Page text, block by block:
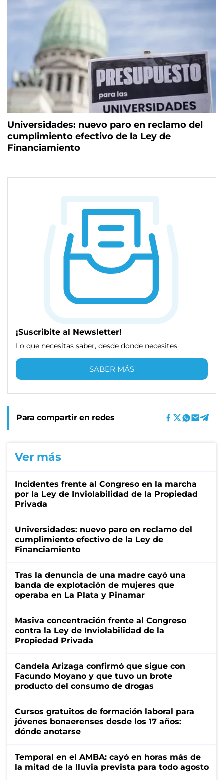
Universidades: nuevo paro en reclamo del
cumplimiento efectivo de la Ley de
Financiamiento
¡Suscribite al Newsletter!
Lo que necesitas saber, desde donde necesites
SABER MÁS
Para compartir en redes
Ver más
Incidentes frente al Congreso en la marcha
por la Ley de Inviolabilidad de la Propiedad
Privada
Universidades: nuevo paro en reclamo del
cumplimiento efectivo de la Ley de
Financiamiento
Tras la denuncia de una madre cayó una
banda de explotación de mujeres que
operaba en La Plata y Pinamar
Masiva concentración frente al Congreso
contra la Ley de Inviolabilidad de la
Propiedad Privada
Candela Arizaga confirmó que sigue con
Facundo Moyano y que tuvo un brote
producto del consumo de drogas
Cursos gratuitos de formación laboral para
jóvenes bonaerenses desde los 17 años:
dónde anotarse
Temporal en el AMBA: cayó en horas más de
la mitad de la lluvia prevista para todo agosto